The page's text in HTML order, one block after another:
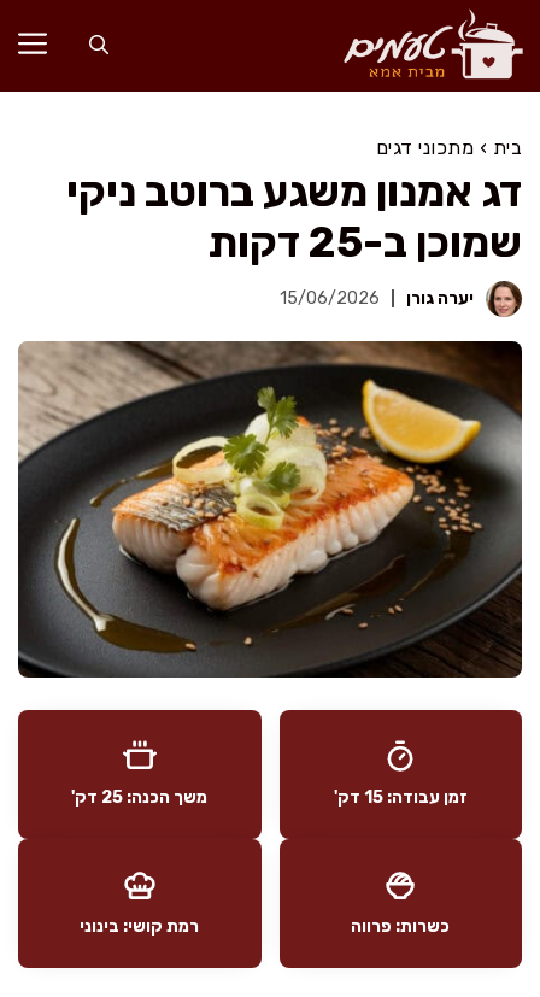
לדלג
לתוכן
בית › מתכוני דגים
דג אמנון משגע ברוטב ניקי
שמוכן ב-25 דקות
יערה גורן 15/06/2026
זמן עבודה: 15 דק' משך הכנה: 25 דק'
כשרות: פרווה רמת קושי: בינוני